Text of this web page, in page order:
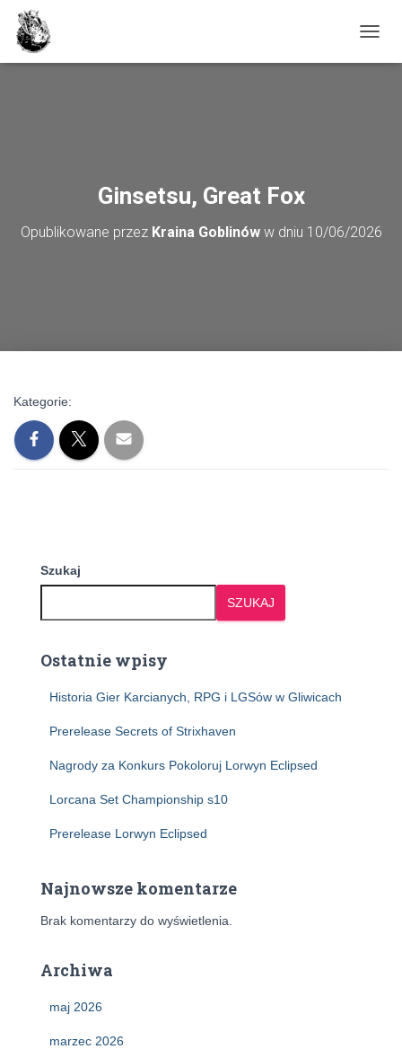
Ginsetsu, Great Fox
Opublikowane przez Kraina Goblinóww dniu 10/06/2026
Kategorie:
Szukaj
SZUKAJ
Ostatnie wpisy
Historia Gier Karcianych, RPG i LGSów w Gliwicach
Prerelease Secrets of Strixhaven
Nagrody za Konkurs Pokoloruj Lorwyn Eclipsed
Lorcana Set Championship s10
Prerelease Lorwyn Eclipsed
Najnowsze komentarze
Brak komentarzy do wyświetlenia.
Archiwa
maj 2026
marzec 2026